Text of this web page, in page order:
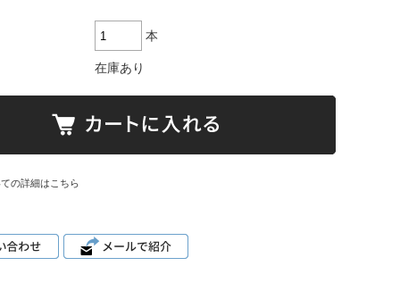
本
在庫あり
の詳細はこちら